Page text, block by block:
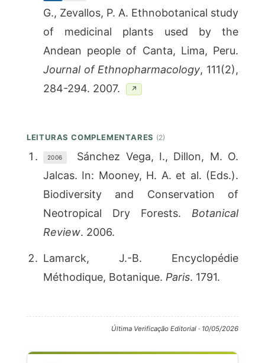
G., Zevallos, P. A. Ethnobotanical study
of medicinal plants used by the
Andean people of Canta, Lima, Peru.
Journal of Ethnopharmacology, 111(2),
284-294. 2007.
↗
LEITURAS COMPLEMENTARES (2)
2006
Sánchez Vega, I., Dillon, M. O.
Jalcas. In: Mooney, H. A. et al. (Eds.).
Biodiversity and Conservation of
Neotropical Dry Forests.Botanical
Review. 2006.
Lamarck, J.-B. Encyclopédie
Méthodique, Botanique. Paris. 1791.
Última Verificação Editorial · 10/05/2026